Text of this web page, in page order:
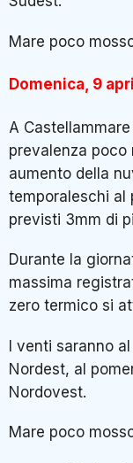
Mare poco
Domenica, 9
A
prevalenza
aumento della
temporaleschi al
previsti 3mm di
Durante la
massima
zero termico si
I venti saranno
Nordest, al
Nordovest.
Mare poco